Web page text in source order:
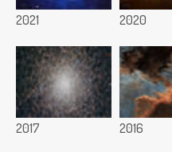
2021 2020
2017 2016